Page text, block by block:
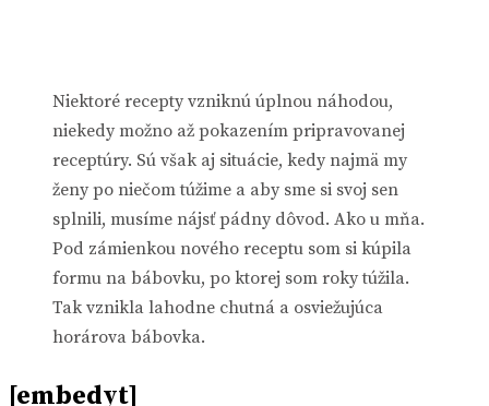
Niektoré recepty vzniknú úplnou náhodou,
niekedy možno až pokazením pripravovanej
receptúry. Sú však aj situácie, kedy najmä my
ženy po niečom túžime a aby sme si svoj sen
splnili, musíme nájsť pádny dôvod. Ako u mňa.
Pod zámienkou nového receptu som si kúpila
formu na bábovku, po ktorej som roky túžila.
Tak vznikla lahodne chutná a osviežujúca
horárova bábovka.
[embedyt]